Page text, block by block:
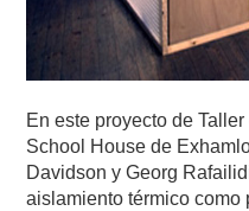
En este proyecto de
School House de
Davidson y Georg
aislamiento térmico como